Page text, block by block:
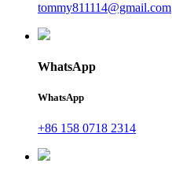
tommy811114@gmail.com
WhatsApp
WhatsApp
+86 158 0718 2314